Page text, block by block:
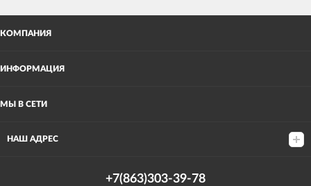
КОМПАНИЯ
ИНФОРМАЦИЯ
МЫ В СЕТИ
НАШ АДРЕС
+7(863)303-39-78